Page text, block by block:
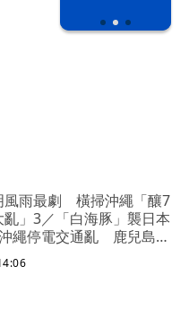
風雨最劇 橫掃沖繩「釀7
」3／「白海豚」襲日本
繩停電交通亂 鹿兒島建